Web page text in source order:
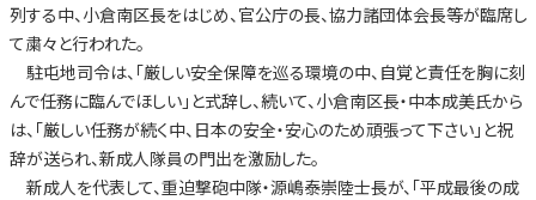
列する中、小倉南区長をはじめ、官公庁の長、協力諸団体会長等が臨席し
て粛々と行われた。
駐屯地司令は、「厳しい安全保障を巡る環境の中、自覚と責任を胸に刻
んで任務に臨んでほしい」と式辞し、続いて、小倉南区長・中本成美氏から
は、「厳しい任務が続く中、日本の安全・安心のため頑張って下さい」と祝
辞が送られ、新成人隊員の門出を激励した。
新成人を代表して、重迫撃砲中隊・源嶋泰崇陸士長が、「平成最後の成